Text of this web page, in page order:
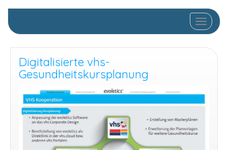
Digitalisierte vhs-
Gesundheitskursplanung